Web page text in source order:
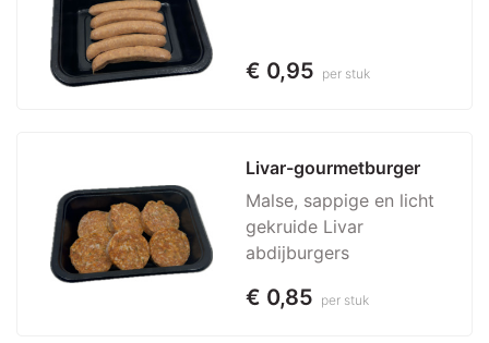
€ 0,95 per stuk
Livar-gourmetburger
Malse, sappige en licht
gekruide Livar
abdijburgers
€ 0,85 per stuk